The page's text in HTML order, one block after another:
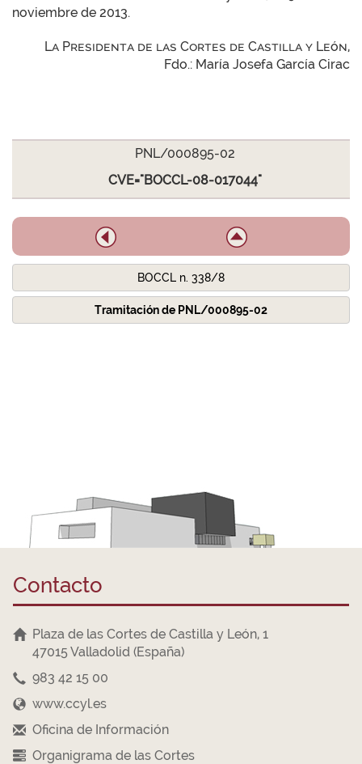
noviembre de 2013.
La Presidenta de las Cortes de Castilla y León,
Fdo.: María Josefa García Cirac
PNL/000895-02
CVE="BOCCL-08-017044"
BOCCL n. 338/8
Tramitación de PNL/000895-02
Contacto
Plaza de las Cortes de Castilla y León, 1
47015 Valladolid (España)
983 42 15 00
www.ccyl.es
Oficina de Información
Organigrama de las Cortes